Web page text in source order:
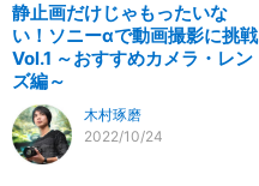
静止画だけじゃもったいな
い！ソニーαで動画撮影に挑戦
Vol.1 ～おすすめカメラ・レン
ズ編～
木村琢磨
2022/10/24